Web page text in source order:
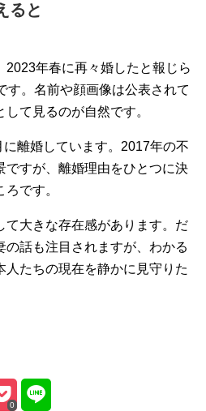
ると
2023年春に再々婚したと報じら
す。名前や顔画像は公表されて
て見るのが自然です。
離婚しています。2017年の不
ですが、離婚理由をひとつに決
です。
て大きな存在感があります。だ
話も注目されますが、わかる
たちの現在を静かに見守りた
0